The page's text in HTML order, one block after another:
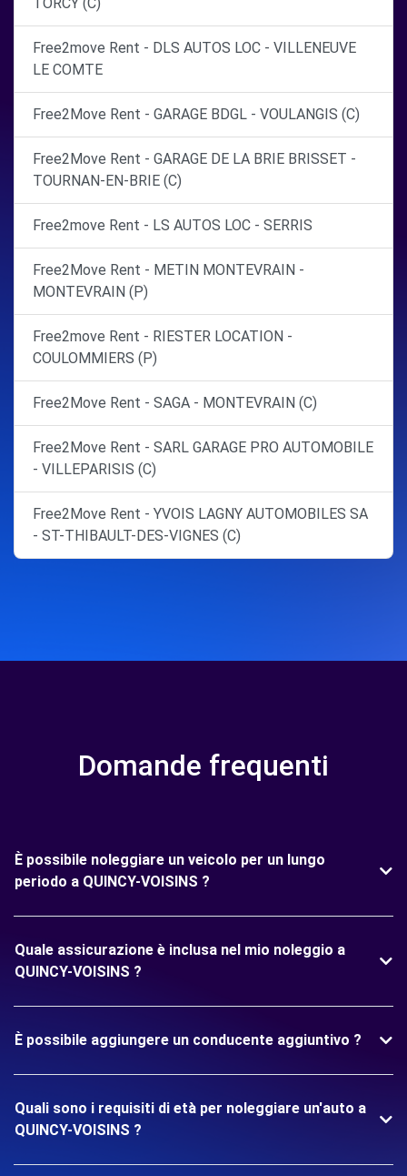
Free2move Rent - DLS AUTOS LOC - VILLENEUVE
LE COMTE
Free2Move Rent - GARAGE BDGL - VOULANGIS (C)
Free2Move Rent - GARAGE DE LA BRIE BRISSET -
TOURNAN-EN-BRIE (C)
Free2move Rent - LS AUTOS LOC - SERRIS
Free2Move Rent - METIN MONTEVRAIN -
MONTEVRAIN (P)
Free2move Rent - RIESTER LOCATION -
COULOMMIERS (P)
Free2Move Rent - SAGA - MONTEVRAIN (C)
Free2Move Rent - SARL GARAGE PRO AUTOMOBILE
- VILLEPARISIS (C)
Free2Move Rent - YVOIS LAGNY AUTOMOBILES SA
- ST-THIBAULT-DES-VIGNES (C)
Domande frequenti
È possibile noleggiare un veicolo per un lungo
periodo a QUINCY-VOISINS ?
Quale assicurazione è inclusa nel mio noleggio a
QUINCY-VOISINS ?
È possibile aggiungere un conducente aggiuntivo ?
Quali sono i requisiti di età per noleggiare un'auto a
QUINCY-VOISINS ?